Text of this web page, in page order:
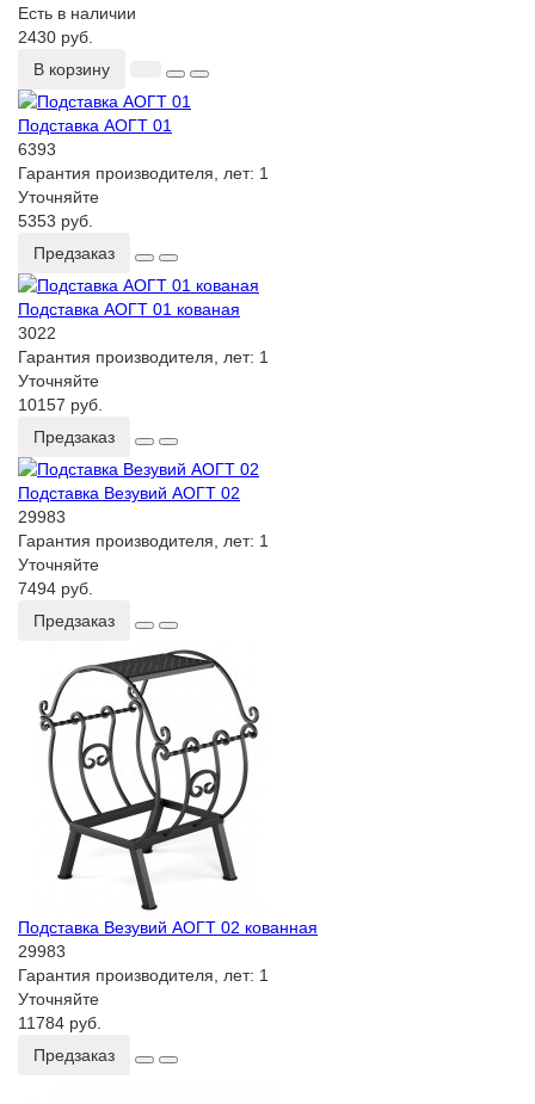
Есть в наличии
2430 руб.
В корзину
Подставка АОГТ 01
6393
Гарантия производителя, лет: 1
Уточняйте
5353 руб.
Предзаказ
Подставка АОГТ 01 кованая
3022
Гарантия производителя, лет: 1
Уточняйте
10157 руб.
Предзаказ
Подставка Везувий АОГТ 02
29983
Гарантия производителя, лет: 1
Уточняйте
7494 руб.
Предзаказ
Подставка Везувий АОГТ 02 кованная
29983
Гарантия производителя, лет: 1
Уточняйте
11784 руб.
Предзаказ